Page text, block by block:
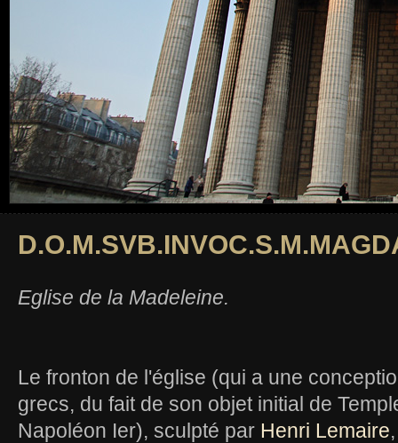
Eglise de la Madeleine.
Le fronton de l'église (qui a une
grecs, du fait de son objet initial de
Napoléon Ier), sculpté par Henri Lemaire